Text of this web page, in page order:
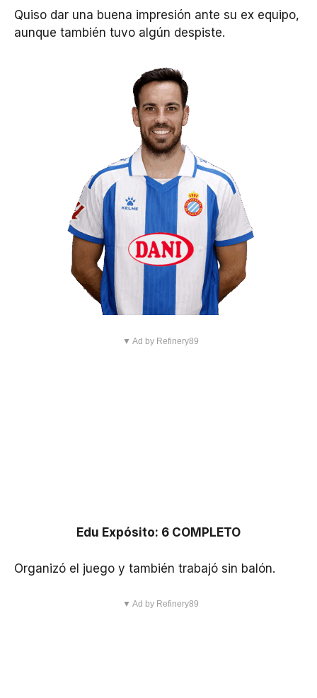
Quiso dar una buena impresión ante su ex equipo,
aunque también tuvo algún despiste.
▼ Ad by Refinery89
Edu Expósito: 6 COMPLETO
Organizó el juego y también trabajó sin balón.
▼ Ad by Refinery89